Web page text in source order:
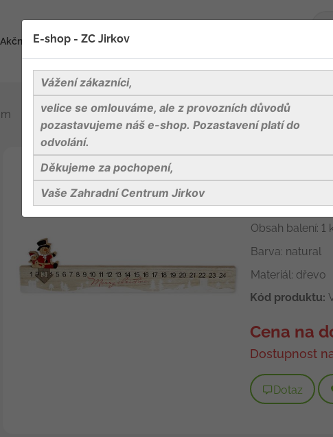
Akční zboží Blog Kontakty
Adventní
Délka: 40 cm
Obsah balení: 1
Barva: natural
Materiál: dřevo
Kód produktu:
Cena na
Dostupnost
Dotaz
E-shop - ZC Jirkov
Vážení zákazníci,
velice se omlouváme, ale z provozních důvodů
pozastavujeme náš e-shop. Pozastavení platí do
odvolání.
Děkujeme za pochopení,
Vaše Zahradní Centrum Jirkov